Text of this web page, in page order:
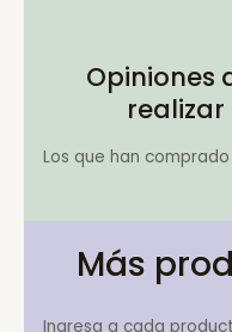
Opiniones
Los que han
Más
Ingresa a cada